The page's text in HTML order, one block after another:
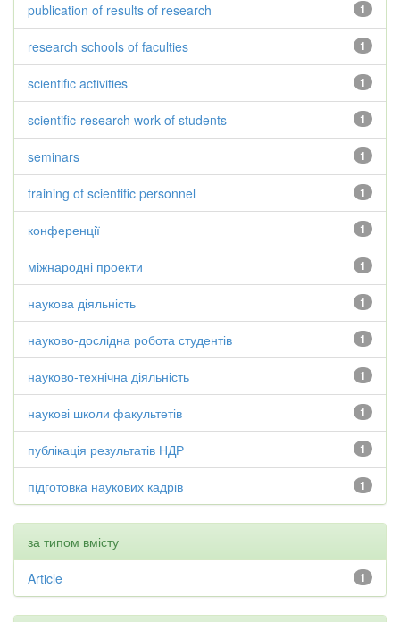
1
publication of results of research
1
research schools of faculties
1
scientific activities
1
scientific-research work of students
1
seminars
1
training of scientific personnel
1
конференції
1
міжнародні проекти
1
наукова діяльність
1
науково-дослідна робота студентів
1
науково-технічна діяльність
1
наукові школи факультетів
1
публікація результатів НДР
1
підготовка наукових кадрів
за типом вмісту
1
Article